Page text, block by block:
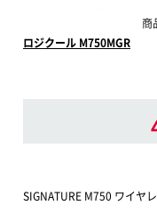
商
ロジクール M750MGR
SIGNATURE M750 ワイヤ